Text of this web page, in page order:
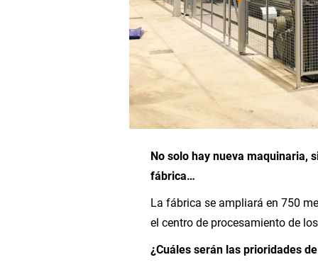
No solo hay nueva maquinaria,
fábrica…
La fábrica se ampliará en 750
el centro de procesamiento de
¿Cuáles serán las prioridades